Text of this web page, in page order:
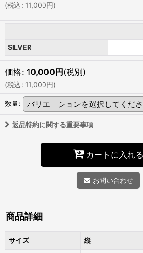
(税込: 11,000円)
SILVER
価格: 10,000円(税別)
(税込: 11,000円)
数量:
返品特約に関する重要事項
カートに入れる
お問い合わせ
商品詳細
サイズ 縦